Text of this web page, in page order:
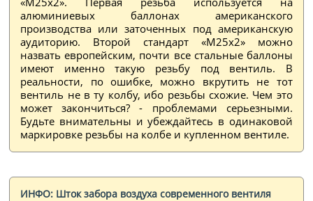
алюминиевых баллонах американского
производства или заточенных под американскую
аудиторию. Второй стандарт «М25x2» можно
назвать европейским, почти все стальные баллоны
имеют именно такую резьбу под вентиль. В
реальности, по ошибке, можно вкрутить не тот
вентиль не в ту колбу, ибо резьбы схожие. Чем это
может закончиться? - проблемами серьезными.
Будьте внимательны и убеждайтесь в одинаковой
маркировке резьбы на колбе и купленном вентиле.
ИНФО: Шток забора воздуха современного вентиля